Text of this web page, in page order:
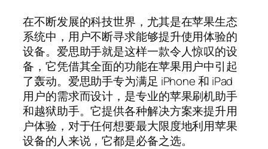
在不断发展的科技世界，尤其是在苹果生态
系统中，用户不断寻求能够提升使用体验的
设备。爱思助手就是这样一款令人惊叹的设
备，它凭借其全面的功能在苹果用户中引起
了轰动。爱思助手专为满足 iPhone 和 iPad
用户的需求而设计，是专业的苹果刷机助手
和越狱助手。它提供各种解决方案来提升用
户体验，对于任何想要最大限度地利用苹果
设备的人来说，它都是必备之选。